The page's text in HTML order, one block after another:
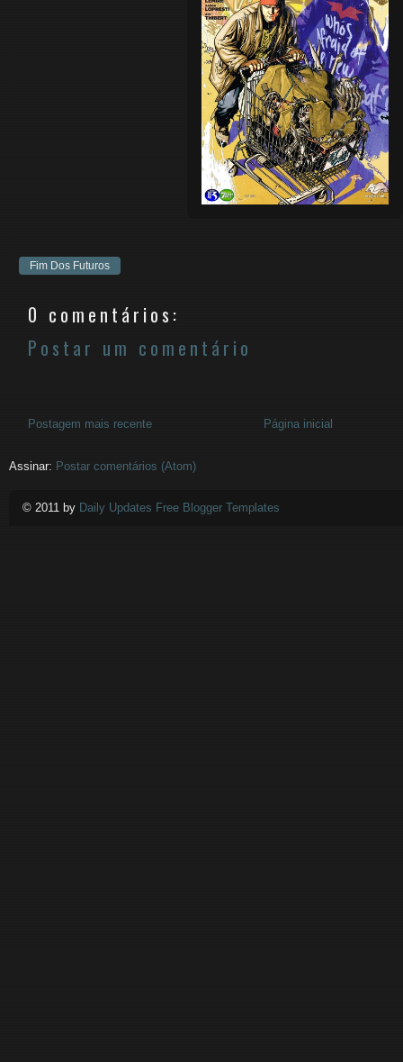
Fim Dos Futuros
0 comentários:
Postar um comentário
Postagem mais recente Página inicial
Assinar: Postar comentários (Atom)
© 2011 by Daily Updates Free Blogger Templates